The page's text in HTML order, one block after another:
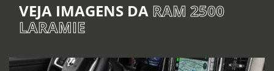
VEJA IMAGENS DA RAM 2500
LARAMIE